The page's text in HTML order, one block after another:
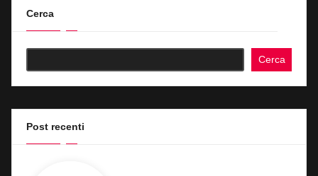
Cerca
Cerca
Post recenti